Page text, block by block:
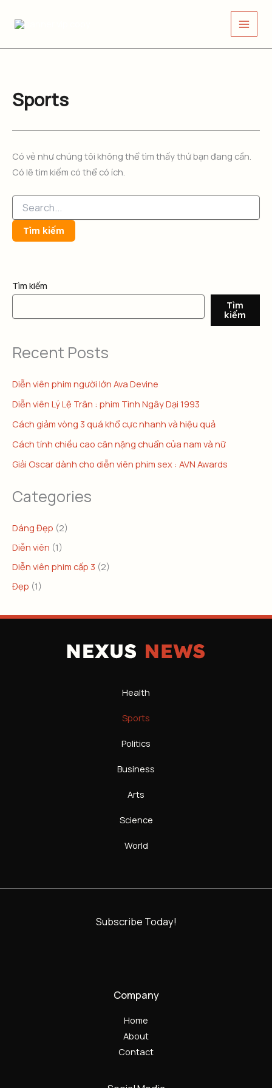
Sports
Có vẻ như chúng tôi không thể tìm thấy thứ bạn đang cần.
Có lẽ tìm kiếm có thể có ích.
kiếm:
Tìm kiếm
Tìm
kiếm
Recent Posts
Diễn viên phim người lớn Ava Devine
Diễn viên Lý Lệ Trân : phim Tình Ngây Dại 1993
Cách giảm vòng 3 quá khổ cực nhanh và hiệu quả
Cách tính chiều cao cân nặng chuẩn của nam và nữ
Giải Oscar dành cho diễn viên phim sex : AVN Awards
Categories
Dáng Đẹp (2)
Diễn viên (1)
Diễn viên phim cấp 3 (2)
Đẹp (1)
Health
Sports
Politics
Business
Arts
Science
World
Subscribe Today!
Company
Home
About
Contact